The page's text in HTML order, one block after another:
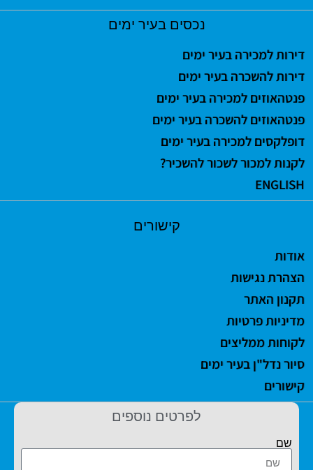
נכסים בעיר ימים
דירות למכירה בעיר ימים
דירות להשכרה בעיר ימים
פנטהאוזים למכירה בעיר ימים
פנטהאוזים להשכרה בעיר ימים
דופלקסים למכירה בעיר ימים
לקנות למכור לשכור להשכיר?
ENGLISH
קישורים
אודות
הצהרת נגישות
תקנון האתר
מדיניות פרטיות
לקוחות ממליצים
סיור נדל"ן בעיר ימים
קישורים
לפרטים נוספים
שם